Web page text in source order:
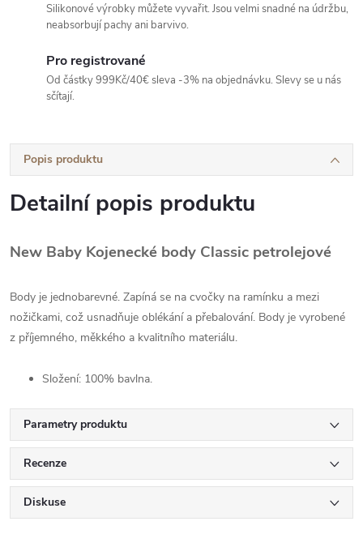
Silikonové výrobky můžete vyvařit. Jsou velmi snadné na údržbu,
neabsorbují pachy ani barvivo.
Pro registrované
Od částky 999Kč/40€ sleva -3% na objednávku. Slevy se u nás
sčítají.
Popis produktu
Detailní popis produktu
New Baby Kojenecké body Classic petrolejové
Body je jednobarevné. Zapíná se na cvočky na ramínku a mezi
nožičkami, což usnadňuje oblékání a přebalování. Body je vyrobené
z příjemného, měkkého a kvalitního materiálu.
Složení: 100% bavlna.
Parametry produktu
Recenze
Diskuse